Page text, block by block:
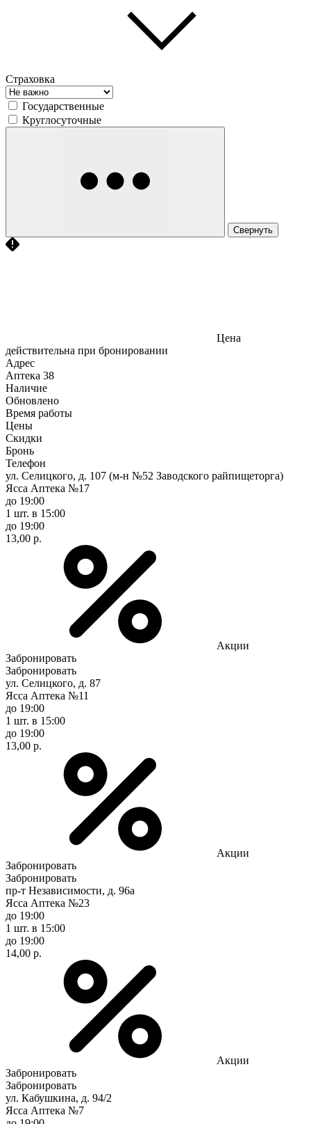
Страховка
Государственные
Круглосуточные
Свернуть
Цена
действительна при бронировании
Адрес
Аптека 38
Наличие
Обновлено
Время работы
Цены
Скидки
Бронь
Телефон
ул. Селицкого, д. 107 (м-н №52 Заводского райпищеторга)
Ясса Аптека №17
до 19:00
1 шт. в 15:00
до 19:00
13,00 р.
Акции
Забронировать
Забронировать
ул. Селицкого, д. 87
Ясса Аптека №11
до 19:00
1 шт. в 15:00
до 19:00
13,00 р.
Акции
Забронировать
Забронировать
пр-т Независимости, д. 96а
Ясса Аптека №23
до 19:00
1 шт. в 15:00
до 19:00
14,00 р.
Акции
Забронировать
Забронировать
ул. Кабушкина, д. 94/2
Ясса Аптека №7